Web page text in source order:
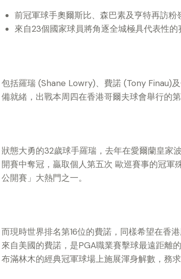
前冠軍球手奧爾斯比、森巴素及亨特再訪粉
來自23個國家球員將角逐全城極具代表性的
包括羅瑞 (Shane Lowry)、費諾 (Tony Finau)
備就緒，出戰本周四在香港哥爾夫球會舉行的
狀態大勇的32歲球手羅瑞，去年在愛爾蘭皇家
開賽中奪冠，贏取個人第五次 歐巡賽事的冠
公開賽」大熱門之一。
而現時世界排名第16位的費諾，同樣希望在香
來自美國的費諾，是PGA職業賽擊球最遠距離
布滿林木的經典冠軍球場上施展渾身解數，務求